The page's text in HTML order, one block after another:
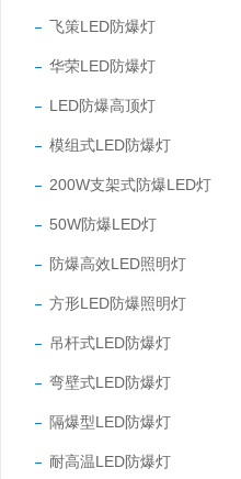
飞策LED防爆灯
华荣LED防爆灯
LED防爆高顶灯
模组式LED防爆灯
200W支架式防爆LED灯
50W防爆LED灯
防爆高效LED照明灯
方形LED防爆照明灯
吊杆式LED防爆灯
弯壁式LED防爆灯
隔爆型LED防爆灯
耐高温LED防爆灯